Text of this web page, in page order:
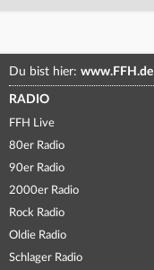
Du bist hier: www.FFH.de
RADIO
FFH Live
80er Radio
90er Radio
2000er Radio
Rock Radio
Oldie Radio
Schlager Radio